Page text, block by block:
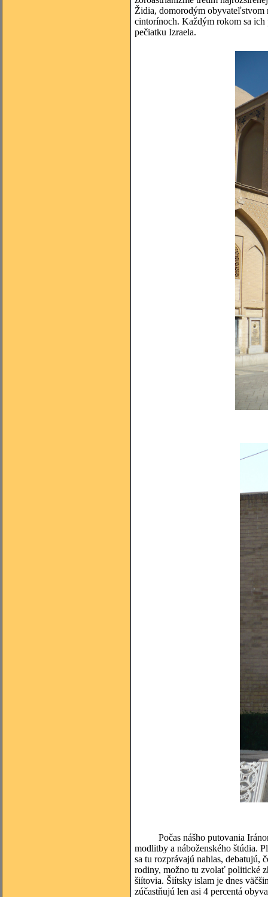
Židia, domorodým obyvateľstvom
cintorínoch. Každým rokom sa
pečiatku Izraela.
Počas nášho putovania Iránom
modlitby a náboženského štúdia.
sa tu rozprávajú nahlas, debatujú,
rodiny, možno tu zvolať politické
šiítovia. Šiítsky islam je dnes
zúčastňujú len asi 4 percentá